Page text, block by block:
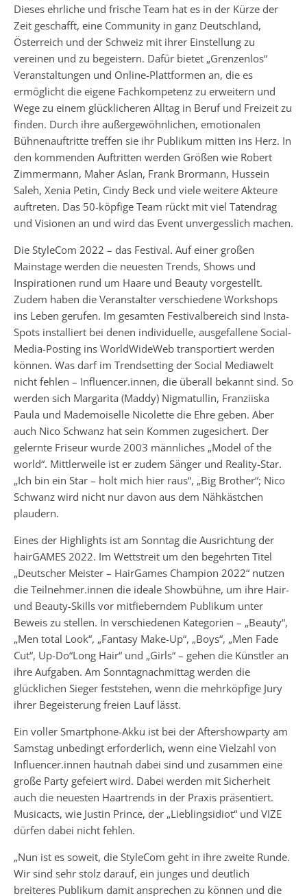
Dieses ehrliche und frische Team hat es in der Kürze der
Zeit geschafft, eine Community in ganz Deutschland,
Österreich und der Schweiz mit ihrer Einstellung zu
vereinen und zu begeistern. Dafür bietet „Grenzenlos“
Veranstaltungen und Online-Plattformen an, die es
ermöglicht die eigene Fachkompetenz zu erweitern und
Wege zu einem glücklicheren Alltag in Beruf und Freizeit zu
finden. Durch ihre außergewöhnlichen, emotionalen
Bühnenauftritte treffen sie ihr Publikum mitten ins Herz. In
den kommenden Auftritten werden Größen wie Robert
Zimmermann, Maher Aslan, Frank Brormann, Hussein
Saleh, Xenia Petin, Cindy Beck und viele weitere Akteure
auftreten. Das 50-köpfige Team rückt mit viel Tatendrag
und Visionen an und wird das Event unvergesslich machen.
Die StyleCom 2022 – das Festival. Auf einer großen
Mainstage werden die neuesten Trends, Shows und
Inspirationen rund um Haare und Beauty vorgestellt.
Zudem haben die Veranstalter verschiedene Workshops
ins Leben gerufen. Im gesamten Festivalbereich sind Insta-
Spots installiert bei denen individuelle, ausgefallene Social-
Media-Posting ins WorldWideWeb transportiert werden
können. Was darf im Trendsetting der Social Mediawelt
nicht fehlen – Influencer.innen, die überall bekannt sind. So
werden sich Margarita (Maddy) Nigmatullin, Franziiska
Paula und Mademoiselle Nicolette die Ehre geben. Aber
auch Nico Schwanz hat sein Kommen zugesichert. Der
gelernte Friseur wurde 2003 männliches „Model of the
world“. Mittlerweile ist er zudem Sänger und Reality-Star.
„Ich bin ein Star – holt mich hier raus“, „Big Brother“; Nico
Schwanz wird nicht nur davon aus dem Nähkästchen
plaudern.
Eines der Highlights ist am Sonntag die Ausrichtung der
hairGAMES 2022. Im Wettstreit um den begehrten Titel
„Deutscher Meister – HairGames Champion 2022“ nutzen
die Teilnehmer.innen die ideale Showbühne, um ihre Hair-
und Beauty-Skills vor mitfieberndem Publikum unter
Beweis zu stellen. In verschiedenen Kategorien – „Beauty“,
„Men total Look“, „Fantasy Make-Up“, „Boys“, „Men Fade
Cut“, Up-Do“Long Hair“ und „Girls“ – gehen die Künstler an
ihre Aufgaben. Am Sonntagnachmittag werden die
glücklichen Sieger feststehen, wenn die mehrköpfige Jury
ihrer Begeisterung freien Lauf lässt.
Ein voller Smartphone-Akku ist bei der Aftershowparty am
Samstag unbedingt erforderlich, wenn eine Vielzahl von
Influencer.innen hautnah dabei sind und zusammen eine
große Party gefeiert wird. Dabei werden mit Sicherheit
auch die neuesten Haartrends in der Praxis präsentiert.
Musicacts, wie Justin Prince, der „Lieblingsidiot“ und VIZE
dürfen dabei nicht fehlen.
„Nun ist es soweit, die StyleCom geht in ihre zweite Runde.
Wir sind sehr stolz darauf, ein junges und deutlich
breiteres Publikum damit ansprechen zu können und die